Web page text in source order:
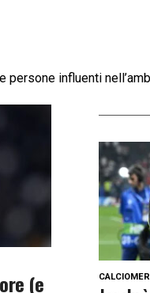
influenti
(e